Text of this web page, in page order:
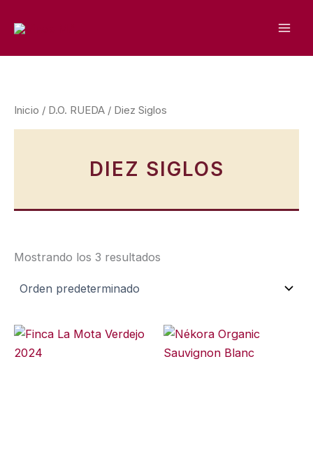
Inicio / D.O. RUEDA / Diez Siglos
DIEZ SIGLOS
Mostrando los 3 resultados